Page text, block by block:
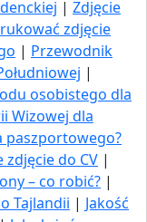
| Zdjęcie
zdjęcie
| Przewodnik
|
osobistego dla
Wizowej dla
paszportowego?
do CV |
– co robić? |
Tajlandii | Jakość